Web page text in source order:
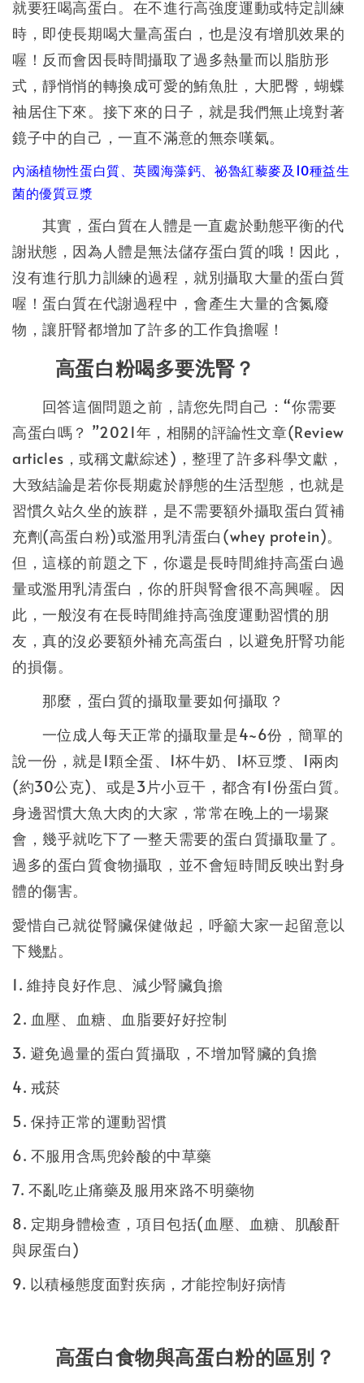
就要狂喝高蛋白。在不進行高強度運動或特定訓練
時，即使長期喝大量高蛋白，也是沒有增肌效果的
喔！反而會因長時間攝取了過多熱量而以脂肪形
式，靜悄悄的轉換成可愛的鮪魚肚，大肥臀，蝴蝶
袖居住下來。接下來的日子，就是我們無止境對著
鏡子中的自己，一直不滿意的無奈嘆氣。
內涵植物性蛋白質、英國海藻鈣、祕魯紅藜麥及10種益生
菌的優質豆漿
其實，蛋白質在人體是一直處於動態平衡的代
謝狀態，因為人體是無法儲存蛋白質的哦！因此，
沒有進行肌力訓練的過程，就別攝取大量的蛋白質
喔！蛋白質在代謝過程中，會產生大量的含氮廢
物，讓肝腎都增加了許多的工作負擔喔！
高蛋白粉喝多要洗腎？
回答這個問題之前，請您先問自己：“你需要
高蛋白嗎？ ”2021年，相關的評論性文章(Review
articles，或稱文獻綜述)，整理了許多科學文獻，
大致結論是若你長期處於靜態的生活型態，也就是
習慣久站久坐的族群，是不需要額外攝取蛋白質補
充劑(高蛋白粉)或濫用乳清蛋白(whey protein)。
但，這樣的前題之下，你還是長時間維持高蛋白過
量或濫用乳清蛋白，你的肝與腎會很不高興喔。因
此，一般沒有在長時間維持高強度運動習慣的朋
友，真的沒必要額外補充高蛋白，以避免肝腎功能
的損傷。
那麼，蛋白質的攝取量要如何攝取？
一位成人每天正常的攝取量是4~6份，簡單的
說一份，就是1顆全蛋、1杯牛奶、1杯豆漿、1兩肉
(約30公克)、或是3片小豆干，都含有1份蛋白質。
身邊習慣大魚大肉的大家，常常在晚上的一場聚
會，幾乎就吃下了一整天需要的蛋白質攝取量了。
過多的蛋白質食物攝取，並不會短時間反映出對身
體的傷害。
愛惜自己就從腎臟保健做起，呼籲大家一起留意以
下幾點。
1. 維持良好作息、減少腎臟負擔
2. 血壓、血糖、血脂要好好控制
3. 避免過量的蛋白質攝取，不增加腎臟的負擔
4. 戒菸
5. 保持正常的運動習慣
6. 不服用含馬兜鈴酸的中草藥
7. 不亂吃止痛藥及服用來路不明藥物
8. 定期身體檢查，項目包括(血壓、血糖、肌酸酐
與尿蛋白)
9. 以積極態度面對疾病，才能控制好病情
高蛋白食物與高蛋白粉的區別？